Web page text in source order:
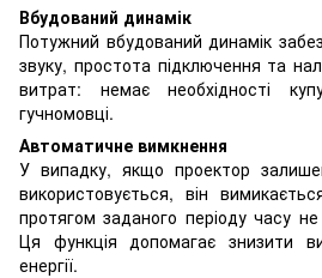
Вбудований динамік
Потужний вбудований динамік
звуку, простота підключення та
витрат: немає необхідності
гучномовці.
Автоматичне вимкнення
У випадку, якщо проектор
використовується, він
протягом заданого періоду часу
Ця функція допомагає знизити
енергії.